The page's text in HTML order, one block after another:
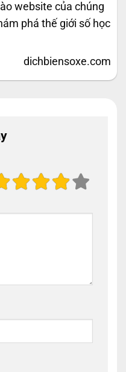
website của chúng
phá thế giới số học
dichbiensoxe.com